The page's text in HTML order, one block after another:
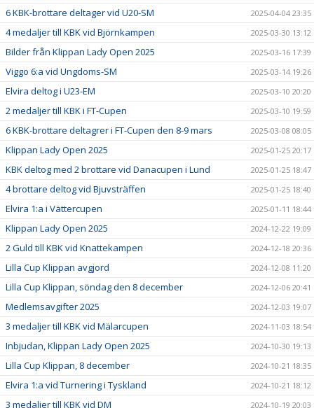
6 KBK-brottare deltager vid U20-SM 2025-04-04 23:35
4 medaljer till KBK vid Björnkampen 2025-03-30 13:12
Bilder från Klippan Lady Open 2025 2025-03-16 17:39
Viggo 6:a vid Ungdoms-SM 2025-03-14 19:26
Elvira deltog i U23-EM 2025-03-10 20:20
2 medaljer till KBK i FT-Cupen 2025-03-10 19:59
6 KBK-brottare deltagrer i FT-Cupen den 8-9 mars 2025-03-08 08:05
Klippan Lady Open 2025 2025-01-25 20:17
KBK deltog med 2 brottare vid Danacupen i Lund 2025-01-25 18:47
4 brottare deltog vid Bjuvsträffen 2025-01-25 18:40
Elvira 1:a i Vättercupen 2025-01-11 18:44
Klippan Lady Open 2025 2024-12-22 19:09
2 Guld till KBK vid Knattekampen 2024-12-18 20:36
Lilla Cup Klippan avgjord 2024-12-08 11:20
Lilla Cup Klippan, söndag den 8 december 2024-12-06 20:41
Medlemsavgifter 2025 2024-12-03 19:07
3 medaljer till KBK vid Mälarcupen 2024-11-03 18:54
Inbjudan, Klippan Lady Open 2025 2024-10-30 19:13
Lilla Cup Klippan, 8 december 2024-10-21 18:35
Elvira 1:a vid Turnering i Tyskland 2024-10-21 18:12
3 medaljer till KBK vid DM 2024-10-19 20:03